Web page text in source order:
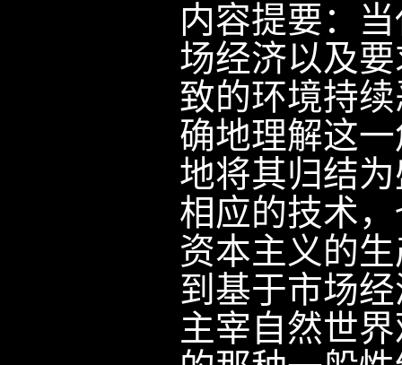
内容提要 ：
场经济以及
致的环境持
确地理解这
地将其归结
相应的技术
资本主义的
到基于市场
主宰自然世